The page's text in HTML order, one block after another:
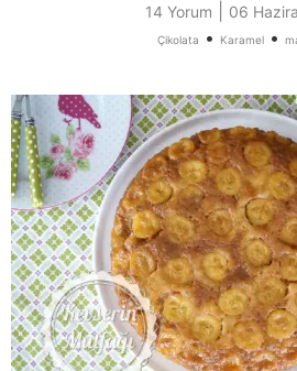
14 Yorum 06
Çikolata • Karamel •